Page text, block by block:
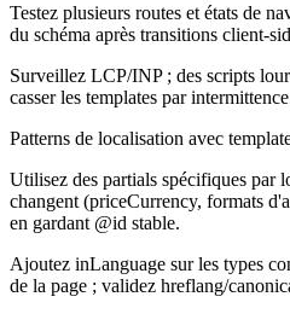
Testez plusieurs routes et états de
du schéma après transitions client-
Surveillez LCP/INP ; des scripts
casser les templates par
Patterns de localisation avec
Utilisez des partials spécifiques par
changent (priceCurrency, formats
en gardant @id stable.
Ajoutez inLanguage sur les types
de la page ; validez hreflang/